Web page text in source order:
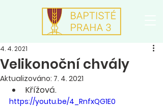
Velikonoční chvály
4. 4. 2021
Aktualizováno: 7. 4. 2021
Křížová.
https://youtu.be/4_RnfxQG1E0